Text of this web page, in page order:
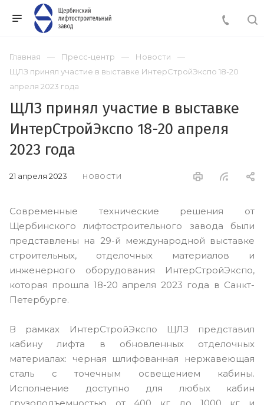
Главная Пресс-центр
Новости
ЩЛЗ принял участие в выставке ИнтерСтройЭкспо 18-20
апреля 2023 года
ЩЛЗ принял участие в выставке
ИнтерСтройЭкспо 18-20 апреля
2023 года
21 апреля 2023 НОВОСТИ
Современные технические решения от
Щербинского лифтостроительного завода были
представлены на 29-й международной выставке
строительных, отделочных материалов и
инженерного оборудования ИнтерСтройЭкспо,
которая прошла 18-20 апреля 2023 года в Санкт-
Петербурге.
В рамках ИнтерСтройЭкспо ЩЛЗ представил
кабину лифта в обновленных отделочных
материалах: черная шлифованная нержавеющая
сталь с точечным освещением кабины.
Исполнение доступно для любых кабин